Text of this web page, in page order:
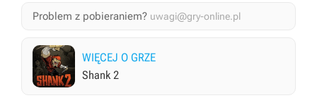
Problem z pobieraniem? uwagi@gry-online.pl
WIĘCEJ O GRZE
Shank 2